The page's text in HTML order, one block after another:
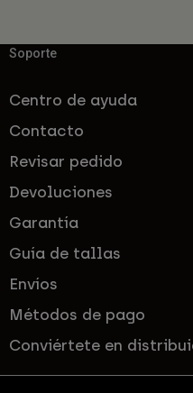
Soporte
Centro de ayuda
Contacto
Revisar pedido
Devoluciones
Garantía
Guía de tallas
Envíos
Métodos de pago
Conviértete en